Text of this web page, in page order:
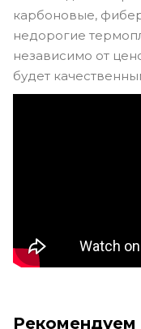
карбоновые,
недорогие
независимо от
будет
Рекомендуем